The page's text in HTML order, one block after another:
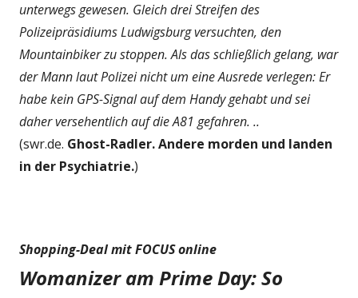
unterwegs gewesen. Gleich drei Streifen des
Polizeipräsidiums Ludwigsburg versuchten, den
Mountainbiker zu stoppen. Als das schließlich gelang, war
der Mann laut Polizei nicht um eine Ausrede verlegen: Er
habe kein GPS-Signal auf dem Handy gehabt und sei
daher versehentlich auf die A81 gefahren. ..
(swr.de. Ghost-Radler. Andere morden und landen
in der Psychiatrie.)
Shopping-Deal mit FOCUS online
Womanizer am Prime Day: So